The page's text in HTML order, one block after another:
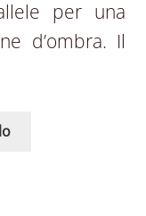
per una
d’ombra. Il